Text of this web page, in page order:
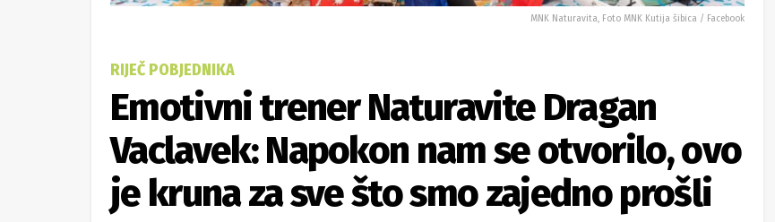
MNK Naturavita, Foto MNK Kutija šibica / Facebook
RIJEČ POBJEDNIKA
Emotivni trener Naturavite Dragan
Vaclavek: Napokon nam se otvorilo, ovo
je kruna za sve što smo zajedno prošli